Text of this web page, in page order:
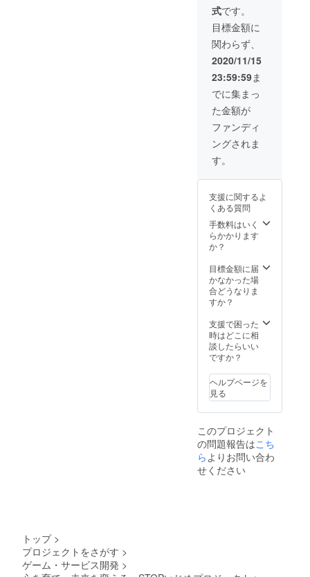
気、２度の
離婚、度重
なる引越
し……
それらに出
会うたび打
ちのめされ
そうになり
ながらも
私はただひ
たすら自分
を癒すこと
にコミット
し続け、
気がつけば
個人セラ
ピーは延べ2
万回以上、
講座やワー
クショップ
500回以上を
数える
プロフェッ
ショナル
ヒーラーと
立していま
した。
プライベー
・あな
たの
エッセ
ンスを
引き出
すキャ
ラクト
ロジー
シール
（非売
品） ・
心から
のお礼
動報告
シミュ
レー
ター
「Heart
in
Touch
」のエ
ンド
ロール
にお名
前を掲
載 （ご
支援時
ご希望
前をご
記入く
ださ
い。）
・あな
エッセ
ンスを
引き出
すキャ
ロジー
シール
（非売
品） ・
のお礼
のメー
ル ・活
動報告
子が全
国どこ
でもあ
なたの
街に講
演しに
うかが
いま
す！権
（詳細
につき
まして
はメー
せてい
ま
す。）
・いじ
め防止
シミュ
ター
「Heart
in
Touch
ンド
ロール
にお名
前を掲
支援時
には備
考欄に
ご希望
前をご
記入く
ださ
い。）
・あな
式です。
目標金額に
関わらず、
2020/11/15
23:59:59ま
でに集まっ
た金額が
ファンディ
ングされま
す。
支援に関するよ
くある質問
手数料はいく
らかかります
か？
目標金額に届
かなかった場
合どうなりま
すか？
支援で困った
時はどこに相
談したらいい
ですか？
ヘルプページを
見る
このプロジェクト
の問題報告はこち
らよりお問い合わ
せください
トップ >
プロジェクトをさがす >
ゲーム・サービス開発 >